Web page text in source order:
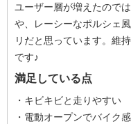
ユーザー層が増えたので
や、レーシーなポルシェ
リだと思っています。維
です♪
満足している点
・キビキビと走りやすい
・電動オープンでバイク